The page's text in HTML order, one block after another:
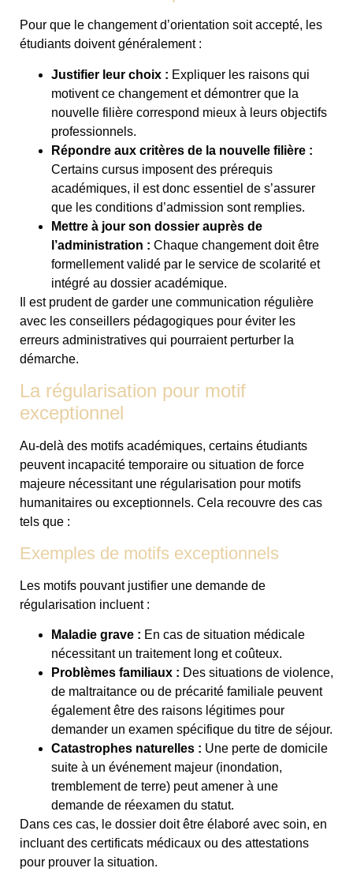
Pour que le changement d’orientation soit accepté, les
étudiants doivent généralement :
Justifier leur choix : Expliquer les raisons qui
motivent ce changement et démontrer que la
nouvelle filière correspond mieux à leurs objectifs
professionnels.
Répondre aux critères de la nouvelle filière :
Certains cursus imposent des prérequis
académiques, il est donc essentiel de s’assurer
que les conditions d’admission sont remplies.
Mettre à jour son dossier auprès de
l’administration : Chaque changement doit être
formellement validé par le service de scolarité et
intégré au dossier académique.
Il est prudent de garder une communication régulière
avec les conseillers pédagogiques pour éviter les
erreurs administratives qui pourraient perturber la
démarche.
La régularisation pour motif
exceptionnel
Au-delà des motifs académiques, certains étudiants
peuvent incapacité temporaire ou situation de force
majeure nécessitant une régularisation pour motifs
humanitaires ou exceptionnels. Cela recouvre des cas
tels que :
Exemples de motifs exceptionnels
Les motifs pouvant justifier une demande de
régularisation incluent :
Maladie grave : En cas de situation médicale
nécessitant un traitement long et coûteux.
Problèmes familiaux : Des situations de violence,
de maltraitance ou de précarité familiale peuvent
également être des raisons légitimes pour
demander un examen spécifique du titre de séjour.
Catastrophes naturelles : Une perte de domicile
suite à un événement majeur (inondation,
tremblement de terre) peut amener à une
demande de réexamen du statut.
Dans ces cas, le dossier doit être élaboré avec soin, en
incluant des certificats médicaux ou des attestations
pour prouver la situation.